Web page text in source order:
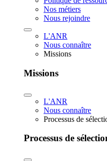
Nos métiers
Nous rejoindre
L'ANR
Nous connaître
Missions
Missions
L'ANR
Nous connaître
Processus de
Processus de